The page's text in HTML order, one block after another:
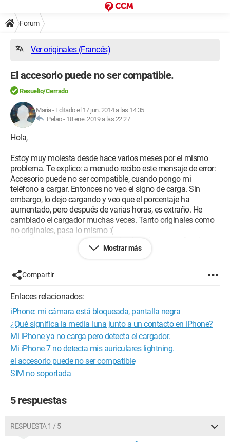
Forum
Ver originales (Francés)
El accesorio puede no ser compatible.
Resuelto/Cerrado
Maria- Editado el 17 jun. 2014 a las 14:35
Pelao - 18 ene. 2019 a las 22:27
Hola,
Estoy muy molesta desde hace varios meses por el mismo
problema. Te explico: a menudo recibo este mensaje de error:
Accesorio puede no ser compatible, cuando pongo mi
teléfono a cargar. Entonces no veo el signo de carga. Sin
embargo, lo dejo cargando y veo que el porcentaje ha
aumentado, pero después de varias horas, es extraño. He
cambiado el cargador muchas veces. Tanto originales como
no originales, pasa lo mismo :(
Además, cuando lo conecto a mi ordenador, nunca funciona.
Estoy harta. ¿Alguien podría ayudarme por favor? No hay
puntos de venta de móviles. Cada uno tiene una explicación
diferente. En fin, ¡ayúdenme!
Atentamente.
Mostrar más
Compartir
Enlaces relacionados:
iPhone: mi cámara está bloqueada, pantalla negra
¿Qué significa la media luna junto a un contacto en iPhone?
Mi iPhone ya no carga pero detecta el cargador.
Mi iPhone 7 no detecta mis auriculares lightning.
el accesorio puede no ser compatible
SIM no soportada
5 respuestas
RESPUESTA 1 / 5